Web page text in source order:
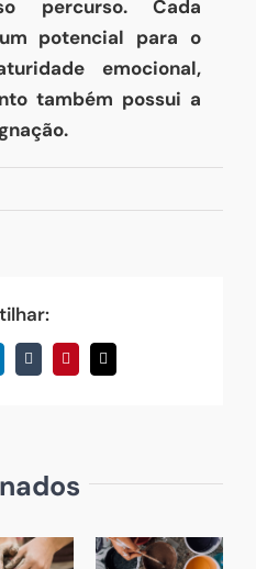
percurso. Cada
potencial para o
emocional,
também possui a
TumblrPinterestEmail
(necessário